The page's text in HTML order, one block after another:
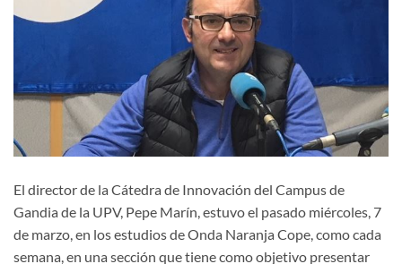
El director de la Cátedra de Innovación del Campus de
Gandia de la UPV, Pepe Marín, estuvo el pasado miércoles, 7
de marzo, en los estudios de Onda Naranja Cope, como cada
semana, en una sección que tiene como objetivo presentar